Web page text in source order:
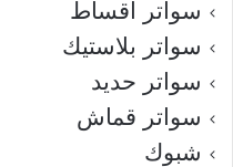
سواتر اقساط
سواتر بلاستيك
سواتر حديد
سواتر قماش
شبوك